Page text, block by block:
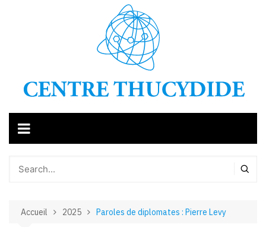
Accueil 2025 Paroles de diplomates : Pierre Levy